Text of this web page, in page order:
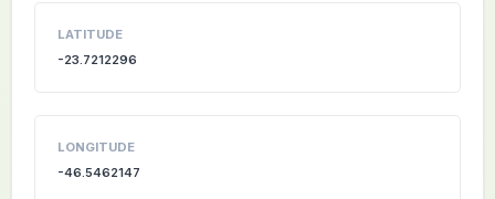
LATITUDE
-23.7212296
LONGITUDE
-46.5462147